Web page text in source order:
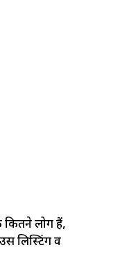
कितने लोग हैं,
लिस्टिंग व